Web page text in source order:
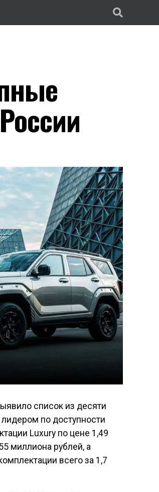
список из десяти
по доступности
Luxury по цене 1,49
миллиона рублей, а
всего за 1,7